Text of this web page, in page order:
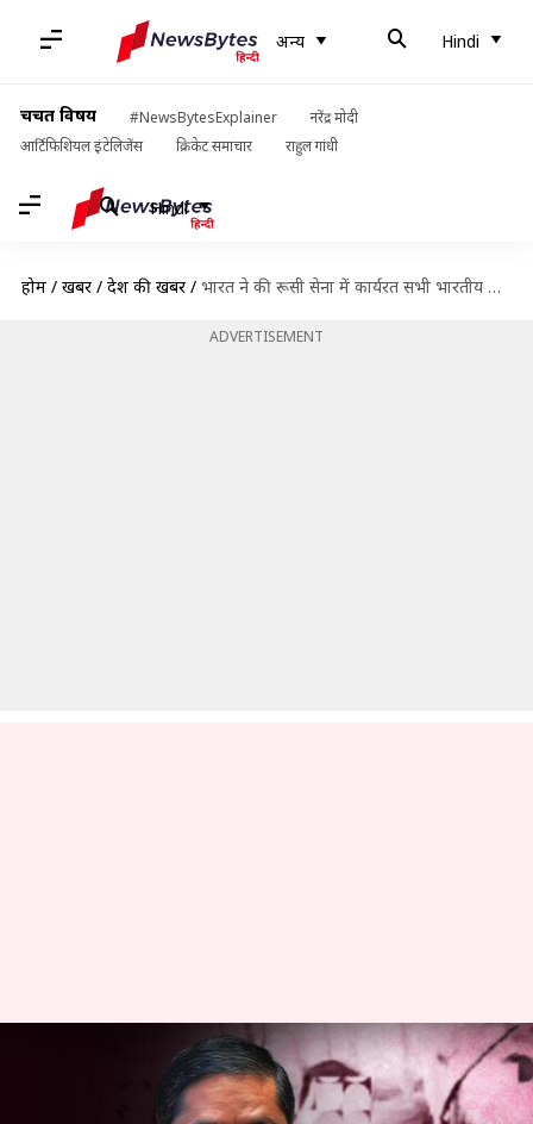
अन्य Hindi
चर्चित विषय #NewsBytesExplainer
नरेंद्र मोदी
आर्टिफिशियल इंटेलिजेंस
क्रिकेट समाचार राहुल गांधी
Hindi
होम / खबरें / देश की खबरें / भारत ने की रूसी सेना में कार्यरत सभी भारतीय नागरिकों की रिहाई की मांग
ADVERTISEMENT
भारत ने की रूसी सेना में कार्यरत सभी
भारतीय नागरिकों की रिहाई की मांग